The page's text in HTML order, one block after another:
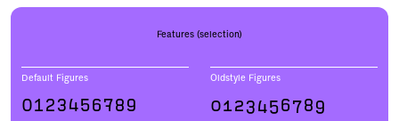
Features (selection)
Default Figures
0123456789
Oldstyle Figures
0123456789